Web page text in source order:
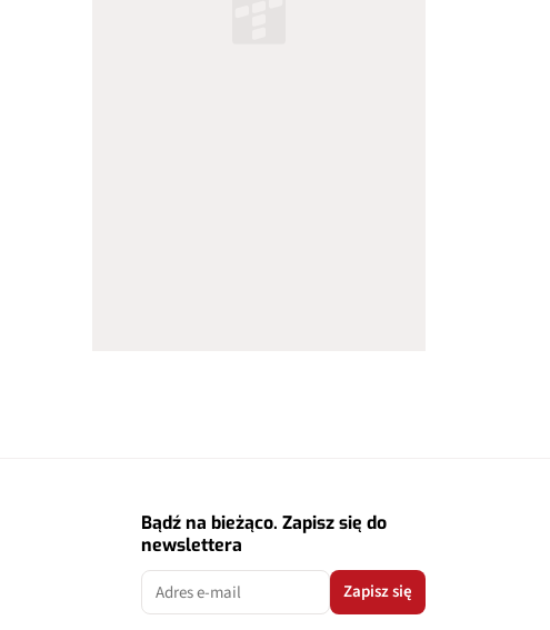
Bądź na bieżąco. Zapisz się do
newslettera
Zapisz się